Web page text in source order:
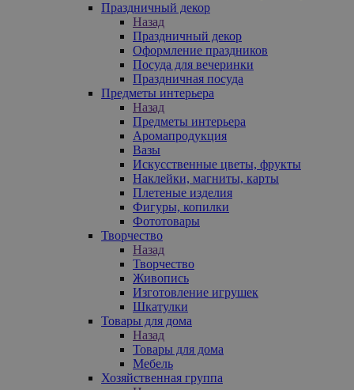
Праздничный декор
Назад
Праздничный декор
Оформление праздников
Посуда для вечеринки
Праздничная посуда
Предметы интерьера
Назад
Предметы интерьера
Аромапродукция
Вазы
Искусственные цветы, фрукты
Наклейки, магниты, карты
Плетеные изделия
Фигуры, копилки
Фототовары
Творчество
Назад
Творчество
Живопись
Изготовление игрушек
Шкатулки
Товары для дома
Назад
Товары для дома
Мебель
Хозяйственная группа